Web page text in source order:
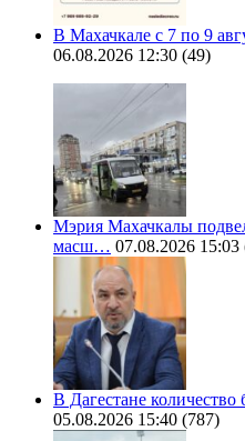
В Махачкале с 7 по 9
06.08.2026 12:30 (49)
Мэрия Махачкалы
масш… 07.08.2026 15:03
В Дагестане
05.08.2026 15:40 (787)